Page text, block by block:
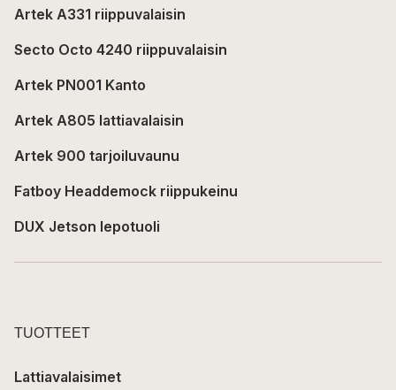
Artek A331 riippuvalaisin
Secto Octo 4240 riippuvalaisin
Artek PN001 Kanto
Artek A805 lattiavalaisin
Artek 900 tarjoiluvaunu
Fatboy Headdemock riippukeinu
DUX Jetson lepotuoli
TUOTTEET
Lattiavalaisimet